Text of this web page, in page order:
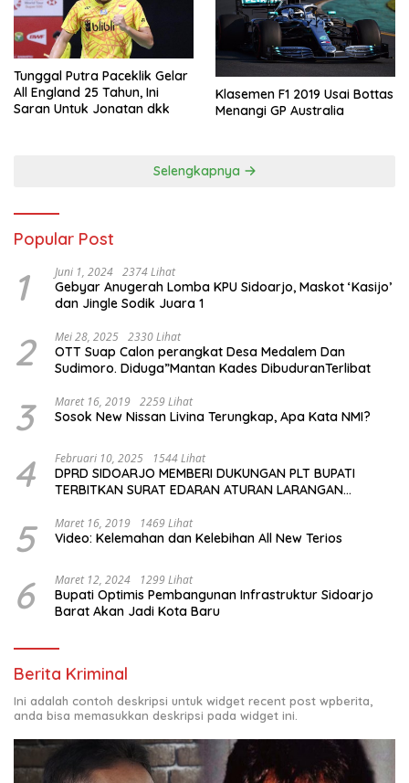
Tunggal Putra Paceklik Gelar
All England 25 Tahun, Ini
Saran Untuk Jonatan dkk
Klasemen F1 2019 Usai Bottas
Menangi GP Australia
Selengkapnya
Popular Post
1 Juni 1, 2024 2374 Lihat
Gebyar Anugerah Lomba KPU Sidoarjo, Maskot ‘Kasijo’
dan Jingle Sodik Juara 1
2 Mei 28, 2025 2330 Lihat
OTT Suap Calon perangkat Desa Medalem Dan
Sudimoro. Diduga”Mantan Kades DibuduranTerlibat
3 Maret 16, 2019 2259 Lihat
Sosok New Nissan Livina Terungkap, Apa Kata NMI?
4 Februari 10, 2025 1544 Lihat
DPRD SIDOARJO MEMBERI DUKUNGAN PLT BUPATI
TERBITKAN SURAT EDARAN ATURAN LARANGAN
KELUAR KOTA
5 Maret 16, 2019 1469 Lihat
Video: Kelemahan dan Kelebihan All New Terios
6 Maret 12, 2024 1299 Lihat
Bupati Optimis Pembangunan Infrastruktur Sidoarjo
Barat Akan Jadi Kota Baru
Berita Kriminal
Ini adalah contoh deskripsi untuk widget recent post wpberita,
anda bisa memasukkan deskripsi pada widget ini.